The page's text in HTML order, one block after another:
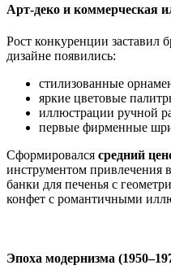
Арт‑деко и коммерческая
Рост конкуренции заставил
дизайне появились:
стилизованные
яркие цветовые
иллюстрации ручной
первые фирменные
Сформировался средний
инструментом
банки для печенья с
конфет с романтичными
Эпоха модернизма